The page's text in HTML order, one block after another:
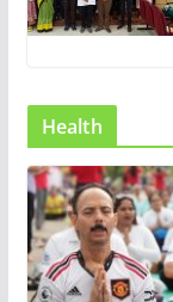
Health